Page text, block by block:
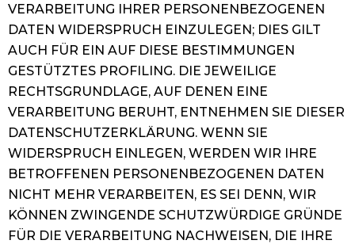
VERARBEITUNG IHRER PERSONENBEZOGENEN
DATEN WIDERSPRUCH EINZULEGEN; DIES GILT
AUCH FÜR EIN AUF DIESE BESTIMMUNGEN
GESTÜTZTES PROFILING. DIE JEWEILIGE
RECHTSGRUNDLAGE, AUF DENEN EINE
VERARBEITUNG BERUHT, ENTNEHMEN SIE DIESER
DATENSCHUTZERKLÄRUNG. WENN SIE
WIDERSPRUCH EINLEGEN, WERDEN WIR IHRE
BETROFFENEN PERSONENBEZOGENEN DATEN
NICHT MEHR VERARBEITEN, ES SEI DENN, WIR
KÖNNEN ZWINGENDE SCHUTZWÜRDIGE GRÜNDE
FÜR DIE VERARBEITUNG NACHWEISEN, DIE IHRE